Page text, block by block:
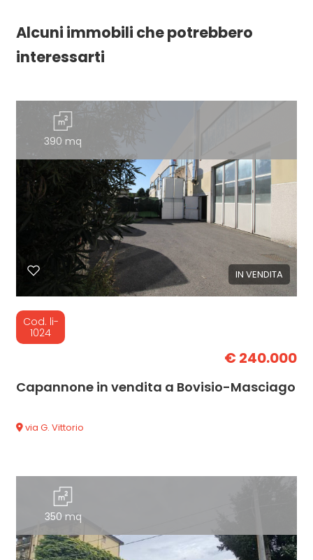
Alcuni immobili che potrebbero
interessarti
390 mq
IN VENDITA
Cod. li-
1024
€ 240.000
Capannone in vendita a Bovisio-Masciago
via G. Vittorio
350 mq